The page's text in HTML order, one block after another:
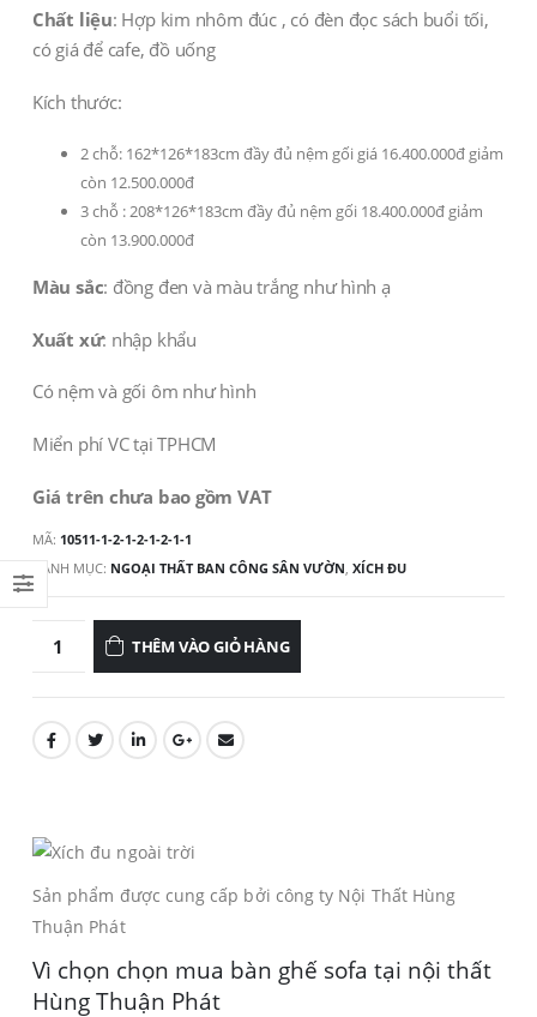
Chất liệu: Hợp kim nhôm đúc , có đèn đọc sách buổi tối,
có giá để cafe, đồ uống
Kích thước:
2 chỗ: 162*126*183cm đầy đủ nệm gối giá 16.400.000đ giảm
còn 12.500.000đ
3 chỗ : 208*126*183cm đầy đủ nệm gối 18.400.000đ giảm
còn 13.900.000đ
Màu sắc: đồng đen và màu trắng như hình ạ
Xuất xứ: nhập khẩu
Có nệm và gối ôm như hình
Miển phí VC tại TPHCM
Giá trên chưa bao gồm VAT
MÃ: 10511-1-2-1-2-1-2-1-1
DANH MỤC: NGOẠI THẤT BAN CÔNG SÂN VƯỜN XÍCH ĐU
THÊM VÀO GIỎ HÀNG
Sản phẩm được cung cấp bởi công ty Nội Thất Hùng
Thuận Phát
Vì chọn chọn mua bàn ghế sofa tại nội thất
Hùng Thuận Phát